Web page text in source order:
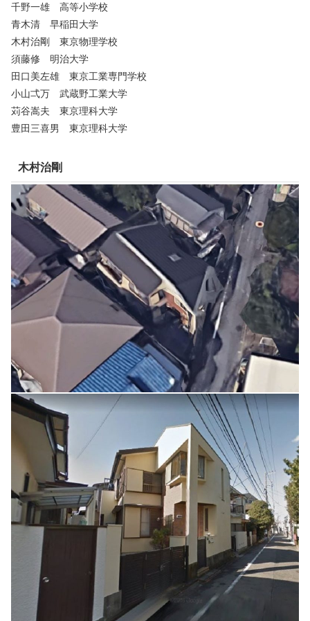
千野一雄 高等小学校
青木清 早稲田大学
木村治剛 東京物理学校
須藤修 明治大学
田口美左雄 東京工業専門学校
小山弌万 武蔵野工業大学
苅谷嵩夫 東京理科大学
豊田三喜男 東京理科大学
木村治剛